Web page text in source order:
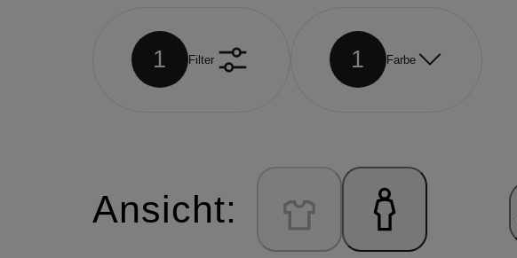
1 Filter 1 Farbe
Ansicht: